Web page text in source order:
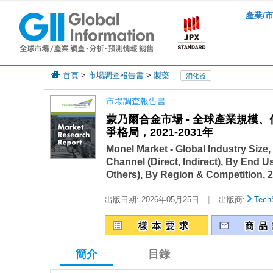
產業/
首頁 > 市場調查報告書 > 製藥 消化器
市場調查報告書
蒙乃爾合金市場 - 全球產業規模
爭格局，2021-2031年
Monel Market - Global Industry
Channel (Direct, Indirect), By End
Others), By Region & Competition,
出版日期: 2026年05月25日 | 出版商:
簡介 目錄